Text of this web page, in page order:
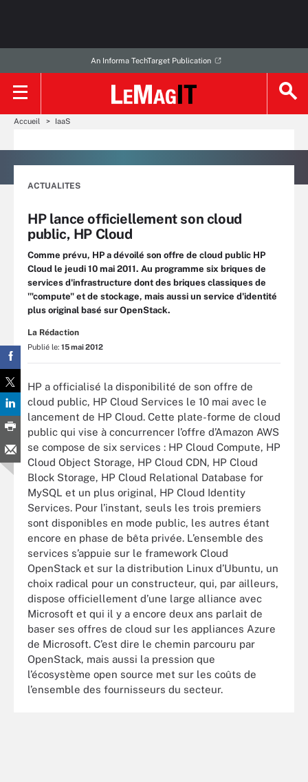
An Informa TechTarget Publication
Accueil IaaS
ACTUALITES
HP lance officiellement son cloud
public, HP Cloud
Comme prévu, HP a dévoilé son offre de cloud public HP
Cloud le jeudi 10 mai 2011. Au programme six briques de
services d'infrastructure dont des briques classiques de
'"compute" et de stockage, mais aussi un service d'identité
plus original basé sur OpenStack.
La Rédaction
Publié le: 15 mai 2012
HP a officialisé la disponibilité de son offre de
cloud public, HP Cloud Services le 10 mai avec le
lancement de HP Cloud. Cette plate-forme de cloud
public qui vise à concurrencer l’offre d’Amazon AWS
se compose de six services : HP Cloud Compute, HP
Cloud Object Storage, HP Cloud CDN, HP Cloud
Block Storage, HP Cloud Relational Database for
MySQL et un plus original, HP Cloud Identity
Services. Pour l’instant, seuls les trois premiers
sont disponibles en mode public, les autres étant
encore en phase de bêta privée. L’ensemble des
services s’appuie sur le framework Cloud
OpenStack et sur la distribution Linux d’Ubuntu, un
choix radical pour un constructeur, qui, par ailleurs,
dispose officiellement d’une large alliance avec
Microsoft et qui il y a encore deux ans parlait de
baser ses offres de cloud sur les appliances Azure
de Microsoft. C’est dire le chemin parcouru par
OpenStack, mais aussi la pression que
l’écosystème open source met sur les coûts de
l’ensemble des fournisseurs du secteur.